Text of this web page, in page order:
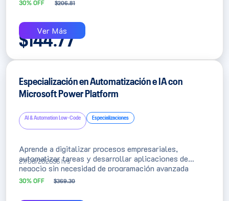
30% OFF $206.81
$144.77
Ver Más
Especialización en Automatización e IA con
Microsoft Power Platform
AI & Automation Low-Code Especializaciones
Aprende a digitalizar procesos empresariales,
automatizar tareas y desarrollar aplicaciones de
negocio sin necesidad de programación avanzada
utilizando Microsoft Power Platform. Ideal para
27/08/202656 hrs
30% OFF $369.30